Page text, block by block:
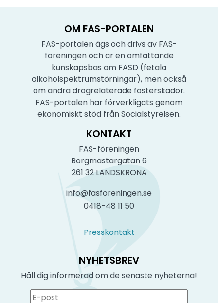
OM FAS-PORTALEN
FAS-portalen ägs och drivs av FAS-
föreningen och är en omfattande
kunskapsbas om FASD (fetala
alkoholspektrumstörningar), men också
om andra drogrelaterade fosterskador.
FAS-portalen har förverkligats genom
ekonomiskt stöd från Socialstyrelsen.
KONTAKT
FAS-föreningen
Borgmästargatan 6
261 32 LANDSKRONA
info@fasforeningen.se
0418-48 11 50
Presskontakt
NYHETSBREV
Håll dig informerad om de senaste nyheterna!